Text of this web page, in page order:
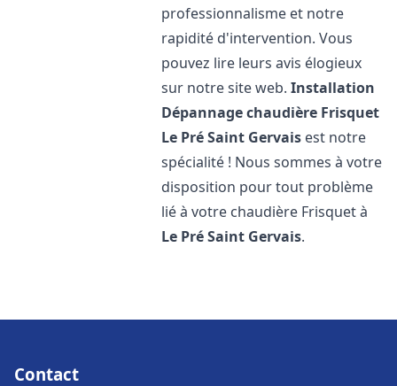
professionnalisme et notre
rapidité d'intervention. Vous
pouvez lire leurs avis élogieux
sur notre site web.Installation
Dépannage chaudière Frisquet
Le Pré Saint Gervais est notre
spécialité ! Nous sommes à votre
disposition pour tout problème
lié à votre chaudière Frisquet à
Le Pré Saint Gervais.
Contact